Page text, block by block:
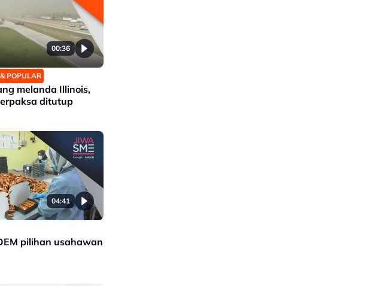
00:36
POPULAR
melanda Illinois,
ditutup
04:41
pilihan usahawan